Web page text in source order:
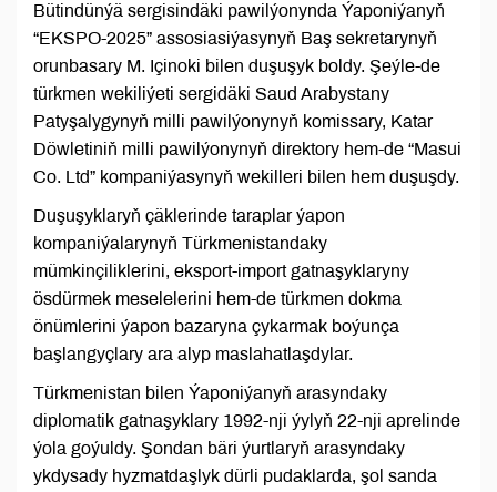
Bütindünýä sergisindäki pawilýonynda Ýaponiýanyň
“EKSPO-2025” assosiasiýasynyň Baş sekretarynyň
orunbasary M. Içinoki bilen duşuşyk boldy. Şeýle-de
türkmen wekiliýeti sergidäki Saud Arabystany
Patyşalygynyň milli pawilýonynyň komissary, Katar
Döwletiniň milli pawilýonynyň direktory hem-de “Masui
Co. Ltd” kompaniýasynyň wekilleri bilen hem duşuşdy.
Duşuşyklaryň çäklerinde taraplar ýapon
kompaniýalarynyň Türkmenistandaky
mümkinçiliklerini, eksport-import gatnaşyklaryny
ösdürmek meselelerini hem-de türkmen dokma
önümlerini ýapon bazaryna çykarmak boýunça
başlangyçlary ara alyp maslahatlaşdylar.
Türkmenistan bilen Ýaponiýanyň arasyndaky
diplomatik gatnaşyklary 1992-nji ýylyň 22-nji aprelinde
ýola goýuldy. Şondan bäri ýurtlaryň arasyndaky
ykdysady hyzmatdaşlyk dürli pudaklarda, şol sanda